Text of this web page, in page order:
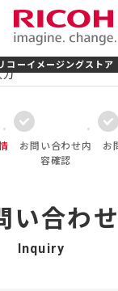
コーイメージングストア
力
お問い合わせ内
容確認
お
い合わせ
Inquiry